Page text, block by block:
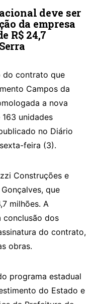
deve ser
da empresa
R$ 24,7
do contrato que
Campos da
a nova
unidades
no Diário
feira (3).
Construções e
que
milhões. A
conclusão dos
do contrato,
obras.
programa estadual
do Estado e